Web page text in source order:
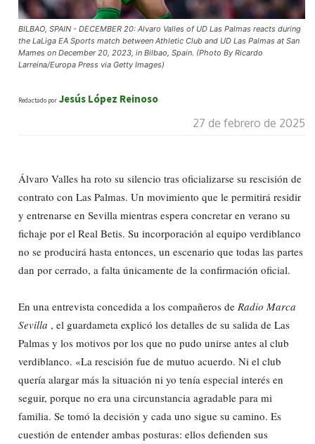
BILBAO, SPAIN - DECEMBER 20: Alvaro Valles of UD Las Palmas reacts during
the LaLiga EA Sports match between Athletic Club and UD Las Palmas at San
Mames on December 20, 2023, in Bilbao, Spain. (Photo By Ricardo
Larreina/Europa Press via Getty Images)
Redactado por Jesús López Reinoso
27 de febrero de 2025
Álvaro Valles ha roto su silencio tras oficializarse su rescisión de
contrato con Las Palmas. Un movimiento que le permitirá residir
y entrenarse en Sevilla mientras espera concretar en verano su
fichaje por el Real Betis. Su incorporación al equipo verdiblanco
no se producirá hasta entonces, un escenario que todas las partes
dan por cerrado, a falta únicamente de la confirmación oficial.
En una entrevista concedida a los compañeros de Radio Marca
Sevilla , el guardameta explicó los detalles de su salida de Las
Palmas y los motivos por los que no pudo unirse antes al club
verdiblanco. «La rescisión fue de mutuo acuerdo. Ni el club
quería alargar más la situación ni yo tenía especial interés en
seguir, porque no era una circunstancia agradable para mi
familia. Se tomó la decisión y cada uno sigue su camino. Es
cuestión de entender ambas posturas: ellos defienden sus